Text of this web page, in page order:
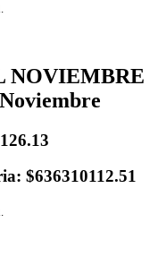
NOVIEMBRE
$636310112.51